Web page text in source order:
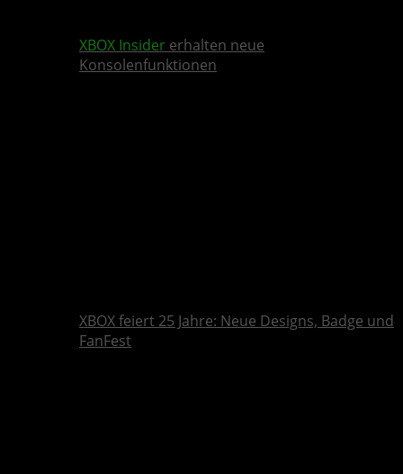
XBOX Insider erhalten neue
Konsolenfunktionen
XBOX feiert 25 Jahre: Neue Designs, Badge und
FanFest